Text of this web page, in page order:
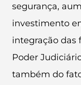
segurança,
investimento
integração das
Poder
também do